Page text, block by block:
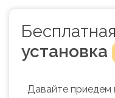
Бесплатная
установка
Давайте приедем